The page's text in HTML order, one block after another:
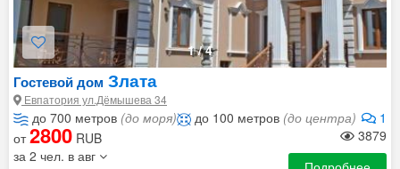
1/4
Гостевой дом Злата
Евпатория ул.Дёмышева 34
до 700 метров (до моря) 1
до 100 метров (до центра)
3879
от2800 RUB
за 2 чел. в авг